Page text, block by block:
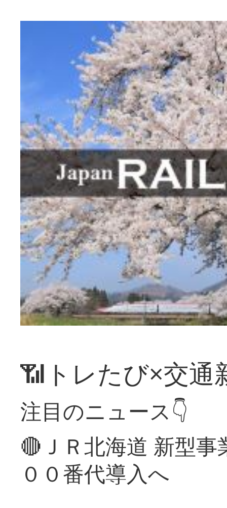
📶トレたび×交通
注目のニュース👇
🔴ＪＲ北海道 新型
００番代導入へ